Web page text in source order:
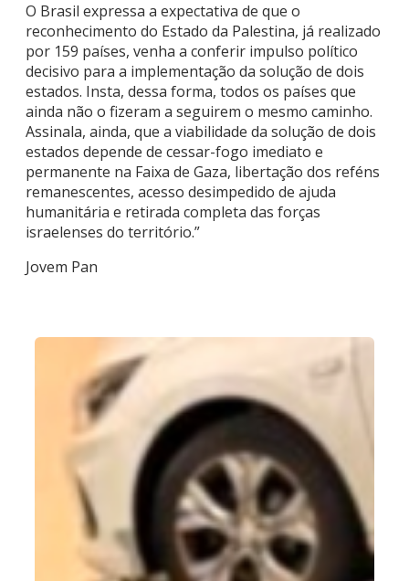
O Brasil expressa a expectativa de que o
reconhecimento do Estado da Palestina, já realizado
por 159 países, venha a conferir impulso político
decisivo para a implementação da solução de dois
estados. Insta, dessa forma, todos os países que
ainda não o fizeram a seguirem o mesmo caminho.
Assinala, ainda, que a viabilidade da solução de dois
estados depende de cessar-fogo imediato e
permanente na Faixa de Gaza, libertação dos reféns
remanescentes, acesso desimpedido de ajuda
humanitária e retirada completa das forças
israelenses do território.”
Jovem Pan